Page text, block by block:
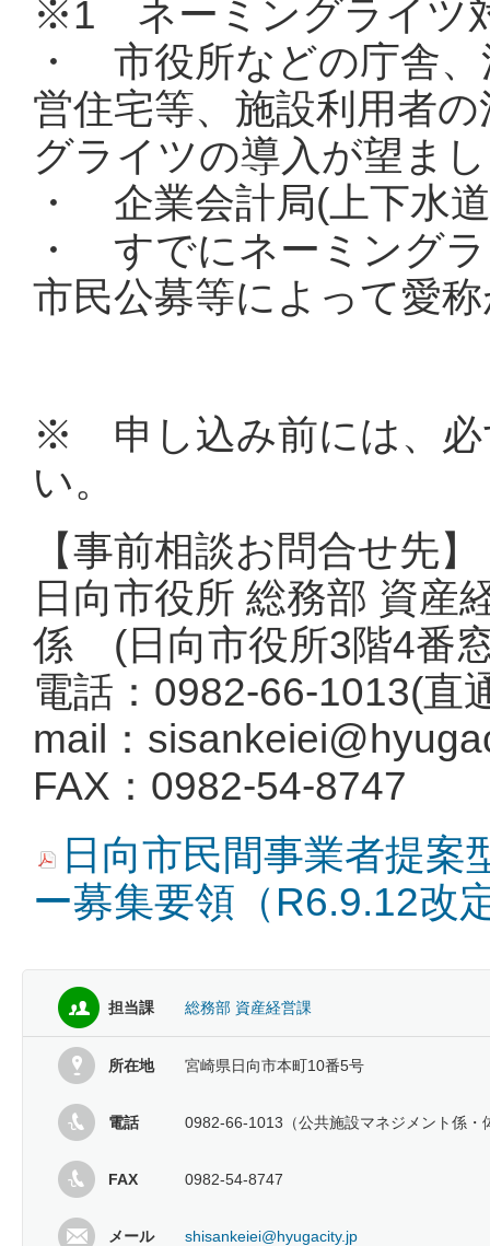
※1 ネーミングライツ
・ 市役所などの庁舎
営住宅等、施設利用者
グライツの導入が望ま
・ 企業会計局(上下水
・ すでにネーミング
市民公募等によって愛
※ 申し込み前には、必
い。
【事前相談お問合せ先】
日向市役所 総務部 資
係 (日向市役所3階4番
電話：0982-66-1013(直
mail：
FAX：0982-54-8747
日向市民間事業者提
ー募集要領（R6.9.12改
担当課 総務部 資産経営課
所在地 宮崎県日向市本町10番5号
電話 0982-66-1013（公共施設マネジメント係
FAX 0982-54-8747
メール shisankeiei@hyugacity.jp